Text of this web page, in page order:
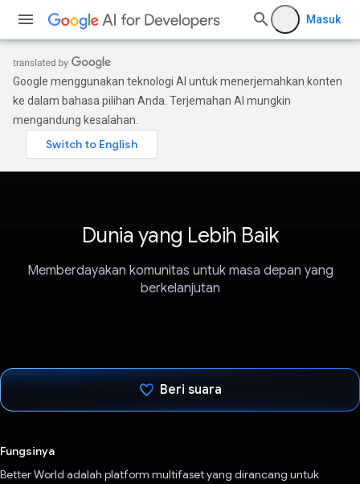
Masuk
Google menggunakan teknologi AI untuk menerjemahkan konten
ke dalam bahasa pilihan Anda. Terjemahan AI mungkin
mengandung kesalahan.
Dunia yang Lebih Baik
Memberdayakan komunitas untuk masa depan yang
berkelanjutan
Beri suara
Fungsinya
Better World adalah platform multifaset yang dirancang untuk